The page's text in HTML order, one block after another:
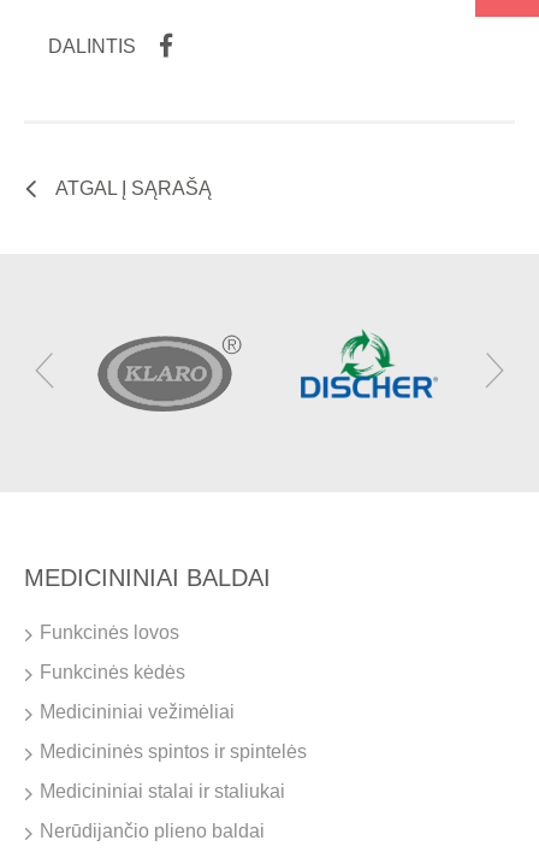
DALINTIS
ATGAL Į SĄRAŠĄ
MEDICININIAI BALDAI
Funkcinės lovos
Funkcinės kėdės
Medicininiai vežimėliai
Medicininės spintos ir spintelės
Medicininiai stalai ir staliukai
Nerūdijančio plieno baldai